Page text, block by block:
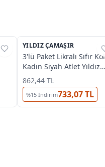
%32
YILDIZ ÇAMAŞIR
3'lü Paket Likralı Sıfır Kol
Kadın Siyah Atlet Yıldız
2236
862,44 TL
%15 İndirim733,07 TL